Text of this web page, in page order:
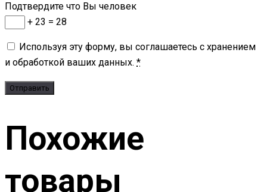
Подтвердите что Вы человек
+ 23 = 28
Используя эту форму, вы соглашаетесь с хранением
и обработкой ваших данных. *
Похожие
товары